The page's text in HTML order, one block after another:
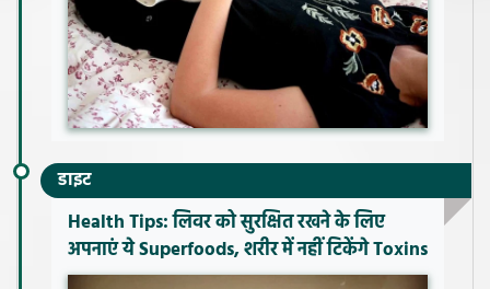
डाइट
Health Tips: लिवर को सुरक्षित रखने के लिए
अपनाएं ये Superfoods, शरीर में नहीं टिकेंगे Toxins